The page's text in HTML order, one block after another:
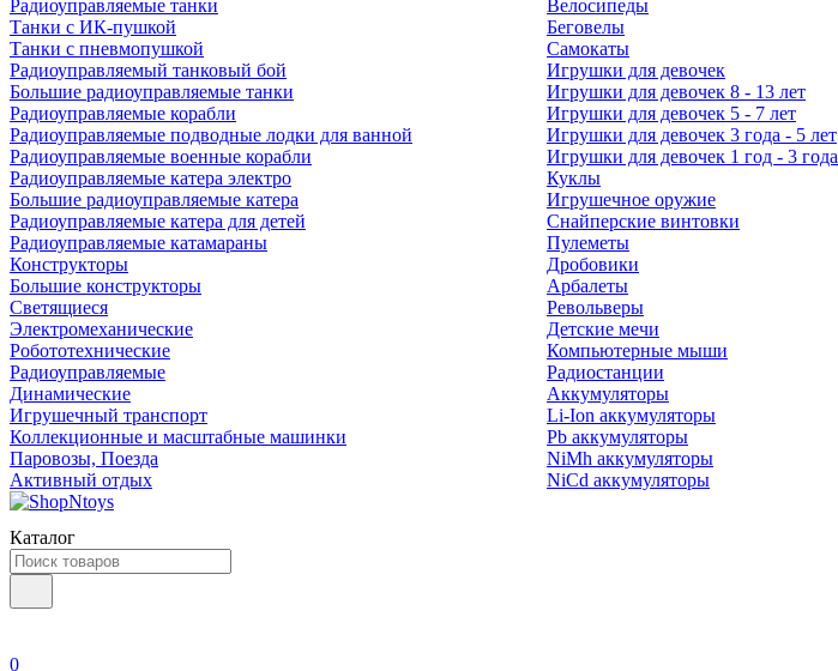
Радиоуправляемые танки
Танки с ИК-пушкой
Танки с пневмопушкой
Радиоуправляемый танковый бой
Большие радиоуправляемые танки
Радиоуправляемые корабли
Радиоуправляемые подводные лодки для ванной
Радиоуправляемые военные корабли
Радиоуправляемые катера электро
Большие радиоуправляемые катера
Радиоуправляемые катера для детей
Радиоуправляемые катамараны
Конструкторы
Большие конструкторы
Светящиеся
Электромеханические
Робототехнические
Радиоуправляемые
Динамические
Игрушечный транспорт
Коллекционные и масштабные машинки
Паровозы, Поезда
Активный отдых
Велосипеды
Беговелы
Самокаты
Игрушки для девочек
Игрушки для девочек 8 - 13 лет
Игрушки для девочек 5 - 7 лет
Игрушки для девочек 3 года - 5 лет
Игрушки для девочек 1 год - 3 года
Куклы
Игрушечное оружие
Снайперские винтовки
Пулеметы
Дробовики
Арбалеты
Револьверы
Детские мечи
Компьютерные мыши
Радиостанции
Аккумуляторы
Li-Ion аккумуляторы
Pb аккумуляторы
NiMh аккумуляторы
NiCd аккумуляторы
Каталог
0